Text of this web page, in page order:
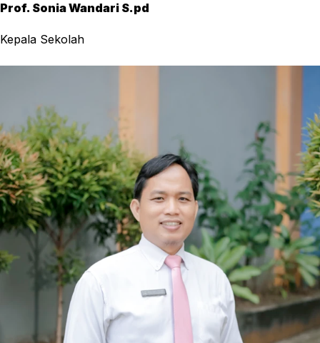
Prof. Sonia Wandari S.pd
Kepala Sekolah